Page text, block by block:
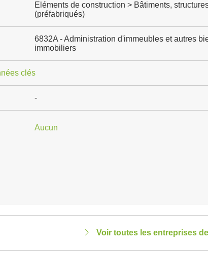
Eléments de construction > Bâtiments,
(préfabriqués)
6832A - Administration d'immeubles et autres
immobiliers
clés
-
Aucun
Voir toutes les entreprises